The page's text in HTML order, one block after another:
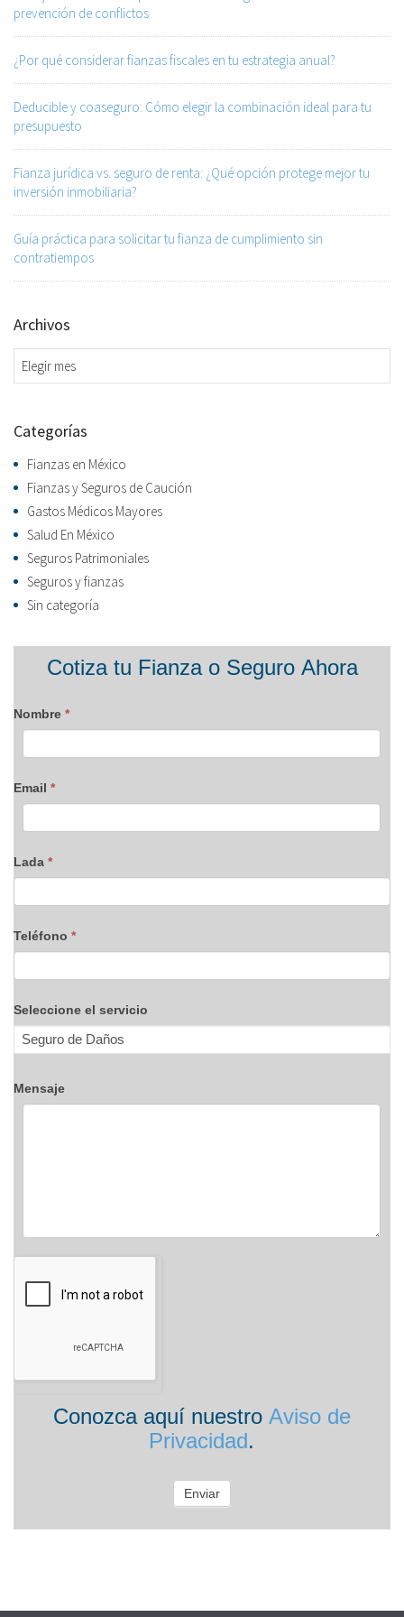
prevención de conflictos
¿Por qué considerar fianzas fiscales en tu estrategia anual?
Deducible y coaseguro: Cómo elegir la combinación ideal para tu
presupuesto
Fianza jurídica vs. seguro de renta: ¿Qué opción protege mejor tu
inversión inmobiliaria?
Guía práctica para solicitar tu fianza de cumplimiento sin
contratiempos
Archivos
Archivos
Categorías
Fianzas en México
Fianzas y Seguros de Caución
Gastos Médicos Mayores
Salud En México
Seguros Patrimoniales
Seguros y fianzas
Sin categoría
Formulario
Cotiza tu Fianza o Seguro Ahora
Nombre *
Email *
Lada *
Teléfono *
Seleccione el servicio
Mensaje
Conozca aquí nuestro Aviso de
Privacidad.
Enviar